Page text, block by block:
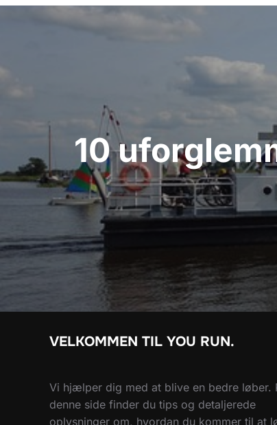
Indlægsnavigation
10
VELKOMMEN TIL YOU RUN.
Vi hjælper dig med at blive en bedre løber.
denne side finder du tips og detaljerede
oplysninger om, hvordan du kommer til at